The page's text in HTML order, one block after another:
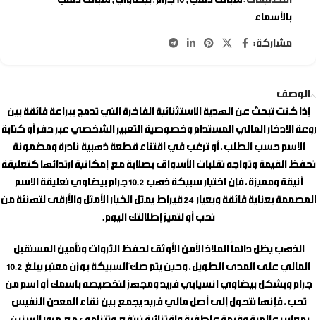
بالأسماء
مشاركة:
الوصف
إذا كنت تبحث عن الهدية الاستثنائية الفاخرة التي تدمج ببراعة فائقة بين
روعة الادخار المالي المستدام وخصوصية التعبير الشخصي عبر حفر أو كتابة
الاسم حسب الطلب، أو ترغب في اقتناء قطعة ذهبية نادرة ومضمونة
تحفظ القيمة وتواجه تقلبات الأسواق بصلابة مع إمكانية ارتدائها كتعليقة
أنيقة ومميزة، فإن اختيارسبيكة ذهب 10.2 جرام بيضاوي تعليقة الاسم
المصممة بعناية فائقة وبعيار 24 قيراط يمثل الخيار الأمثل والأرقى لتهنئة من
تحب أو لتميز إطلالتك اليوم.
الذهب يظل دائماً الملاذ الآمن الأوثق لحفظ الثروات وتأمين المستقبل
المالي على المدى الطويل، وحين يتم صكّ السبيكة بوزن معتبر يبلغ 10.2
جرام وبشكل بيضاوي انسيابي فريد ومجهز لتخصيصه باسمك أو اسم من
تحب، فإنها تتحول إلى أصل مالي فريد يجمع بين نقاء المعدن النفيس